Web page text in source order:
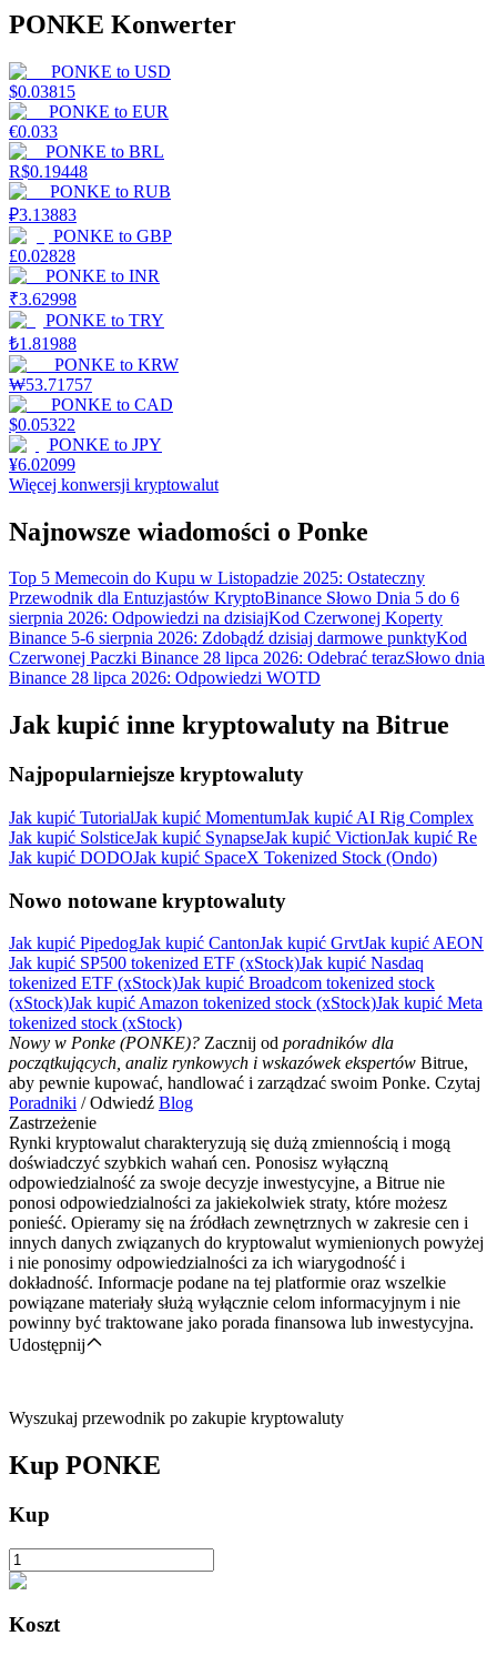
PONKE Konwerter
PONKE to USD
$0.03815
PONKE to EUR
€0.033
PONKE to BRL
R$0.19448
PONKE to RUB
₽3.13883
PONKE to GBP
£0.02828
PONKE to INR
₹3.62998
PONKE to TRY
₺1.81988
PONKE to KRW
₩53.71757
PONKE to CAD
$0.05322
PONKE to JPY
¥6.02099
Więcej konwersji kryptowalut
Najnowsze wiadomości o Ponke
Top 5 Memecoin do Kupu w Listopadzie 2025: Ostateczny
Przewodnik dla Entuzjastów KryptoBinance Słowo Dnia 5 do 6
sierpnia 2026: Odpowiedzi na dzisiajKod Czerwonej Koperty
Binance 5-6 sierpnia 2026: Zdobądź dzisiaj darmowe punktyKod
Czerwonej Paczki Binance 28 lipca 2026: Odebrać terazSłowo dnia
Binance 28 lipca 2026: Odpowiedzi WOTD
Jak kupić inne kryptowaluty na Bitrue
Najpopularniejsze kryptowaluty
Jak kupić TutorialJak kupić MomentumJak kupić AI Rig Complex
Jak kupić SolsticeJak kupić SynapseJak kupić VictionJak kupić Re
Jak kupić DODOJak kupić SpaceX Tokenized Stock (Ondo)
Nowo notowane kryptowaluty
Jak kupić PipedogJak kupić CantonJak kupić GrvtJak kupić AEON
Jak kupić SP500 tokenized ETF (xStock)Jak kupić Nasdaq
tokenized ETF (xStock)Jak kupić Broadcom tokenized stock
(xStock)Jak kupić Amazon tokenized stock (xStock)Jak kupić Meta
tokenized stock (xStock)
Nowy w Ponke (PONKE)? Zacznij od poradników dla
początkujących, analiz rynkowych i wskazówek ekspertów Bitrue,
aby pewnie kupować, handlować i zarządzać swoim Ponke. Czytaj
Poradniki / Odwiedź Blog
Zastrzeżenie
Rynki kryptowalut charakteryzują się dużą zmiennością i mogą
doświadczyć szybkich wahań cen. Ponosisz wyłączną
odpowiedzialność za swoje decyzje inwestycyjne, a Bitrue nie
ponosi odpowiedzialności za jakiekolwiek straty, które możesz
ponieść. Opieramy się na źródłach zewnętrznych w zakresie cen i
innych danych związanych do kryptowalut wymienionych powyżej
i nie ponosimy odpowiedzialności za ich wiarygodność i
dokładność. Informacje podane na tej platformie oraz wszelkie
powiązane materiały służą wyłącznie celom informacyjnym i nie
powinny być traktowane jako porada finansowa lub inwestycyjna.
Udostępnij
Wyszukaj przewodnik po zakupie kryptowaluty
Kup PONKE
Kup
Koszt